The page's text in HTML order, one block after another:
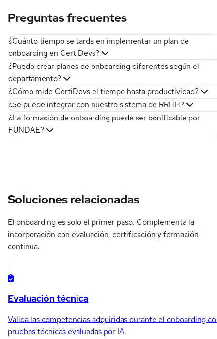
Preguntas frecuentes
¿Cuánto tiempo se tarda en implementar un plan de
onboarding en CertiDevs?
¿Puedo crear planes de onboarding diferentes según el
departamento?
¿Cómo mide CertiDevs el tiempo hasta productividad?
¿Se puede integrar con nuestro sistema de RRHH?
¿La formación de onboarding puede ser bonificable por
FUNDAE?
Soluciones relacionadas
El onboarding es solo el primer paso. Complementa la
incorporación con evaluación, certificación y formación
continua.
Evaluación técnica
Valida las competencias adquiridas durante el onboarding
pruebas técnicas evaluadas por IA.